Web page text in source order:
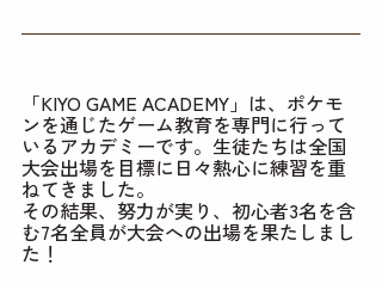
「KIYO GAME ACADEMY」は、ポケモ
ンを通じたゲーム教育を専門に行って
いるアカデミーです。生徒たちは全国
大会出場を目標に日々熱心に練習を重
ねてきました。
その結果、努力が実り、初心者3名を含
む7名全員が大会への出場を果たしまし
た！